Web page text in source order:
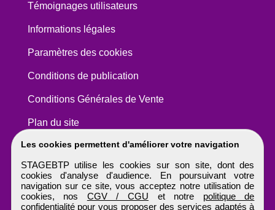
Les cookies permettent d'améliorer votre navigation
STAGEBTP utilise les cookies sur son site, dont des
cookies d'analyse d'audience. En poursuivant votre
navigation sur ce site, vous acceptez notre utilisation de
cookies, nos CGV / CGU et notre politique de
confidentialitépour vous proposer des services adaptés à
Témoignages utilisateurs
Informations légales
Paramètres des cookies
Conditions de publication
Conditions Générales de Vente
Plan du site